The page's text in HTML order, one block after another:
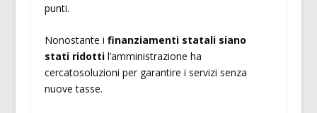
punti.
Nonostante i finanziamenti statali siano
stati ridotti l’amministrazione ha
cercatosoluzioni per garantire i servizi senza
nuove tasse.